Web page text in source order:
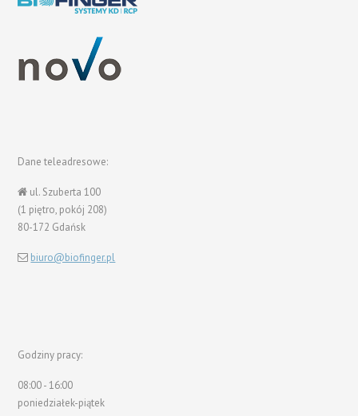
Dane teleadresowe:
ul. Szuberta 100
(1 piętro, pokój 208)
80-172 Gdańsk
biuro@biofinger.pl
Godziny pracy:
08:00 - 16:00
poniedziałek-piątek